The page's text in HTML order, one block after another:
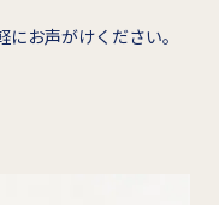
お声がけください。